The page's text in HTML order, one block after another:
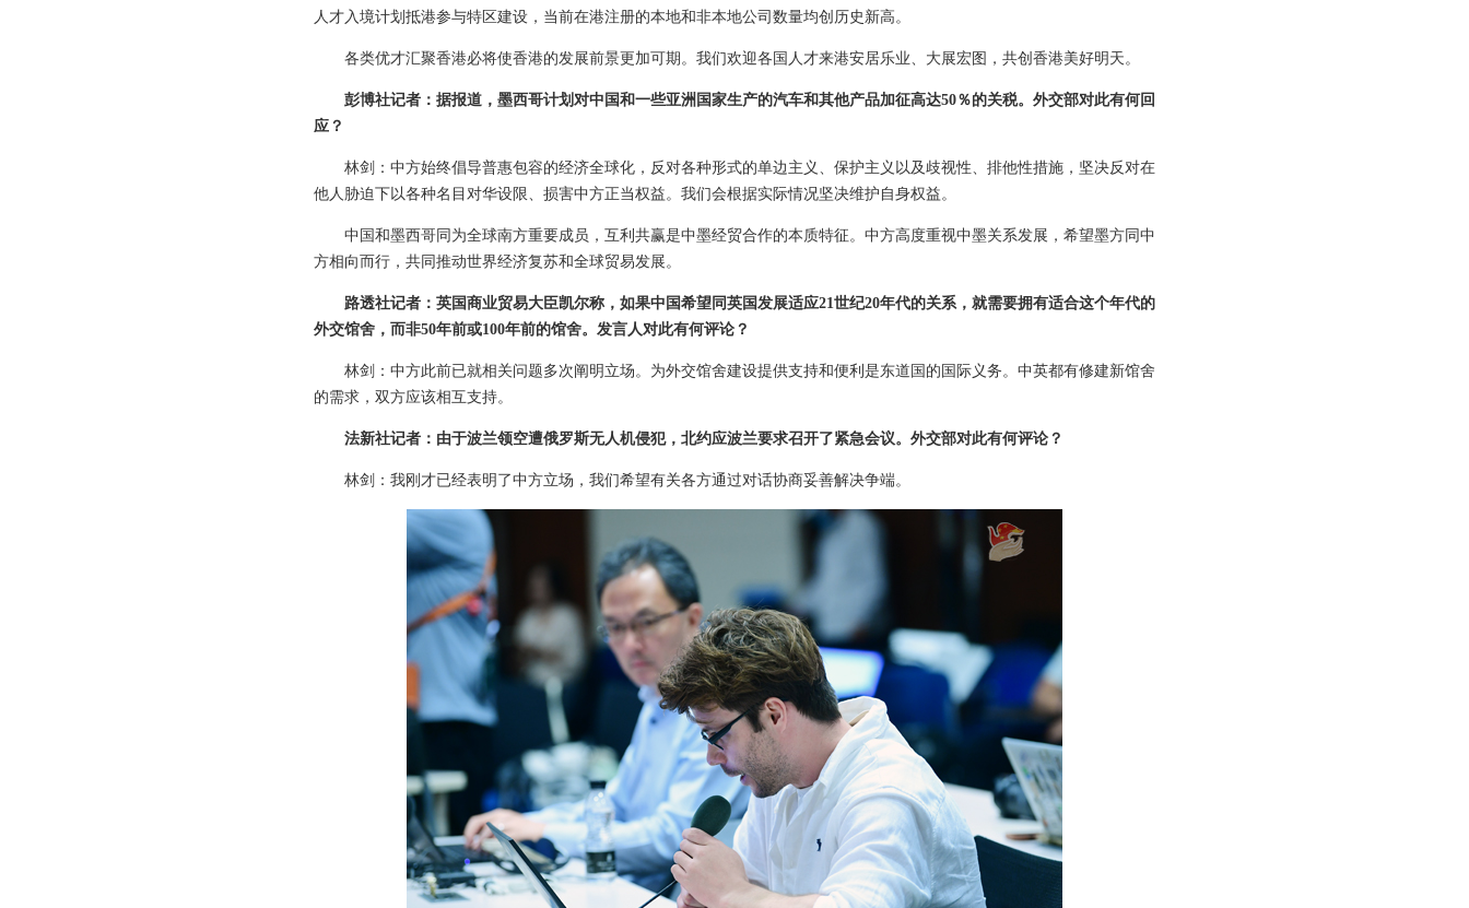
人才入境计划抵港参与特区建设，当前在港注册的本地和非本地公司数量均创历史新高。
各类优才汇聚香港必将使香港的发展前景更加可期。我们欢迎各国人才来港安居乐业、大展宏图，共创香港美好明天。
彭博社记者：据报道，墨西哥计划对中国和一些亚洲国家生产的汽车和其他产品加征高达50％的关税。外交部对此有何回
应？
林剑：中方始终倡导普惠包容的经济全球化，反对各种形式的单边主义、保护主义以及歧视性、排他性措施，坚决反对在
他人胁迫下以各种名目对华设限、损害中方正当权益。我们会根据实际情况坚决维护自身权益。
中国和墨西哥同为全球南方重要成员，互利共赢是中墨经贸合作的本质特征。中方高度重视中墨关系发展，希望墨方同中
方相向而行，共同推动世界经济复苏和全球贸易发展。
路透社记者：英国商业贸易大臣凯尔称，如果中国希望同英国发展适应21世纪20年代的关系，就需要拥有适合这个年代的
外交馆舍，而非50年前或100年前的馆舍。发言人对此有何评论？
林剑：中方此前已就相关问题多次阐明立场。为外交馆舍建设提供支持和便利是东道国的国际义务。中英都有修建新馆舍
的需求，双方应该相互支持。
法新社记者：由于波兰领空遭俄罗斯无人机侵犯，北约应波兰要求召开了紧急会议。外交部对此有何评论？
林剑：我刚才已经表明了中方立场，我们希望有关各方通过对话协商妥善解决争端。